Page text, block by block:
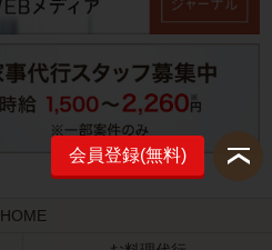
会員登録(無料)
HOME